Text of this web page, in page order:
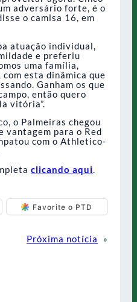
adversário forte, é o
o camisa 16, em
atuação individual,
e preferiu
uma família,
esta dinâmica que
Ganham os que
então quero
vitória”.
o Palmeiras chegou
vantagem para o Red
com o Athletico-
clicando aqui.
Favorite o PTD
Próxima notícia
»